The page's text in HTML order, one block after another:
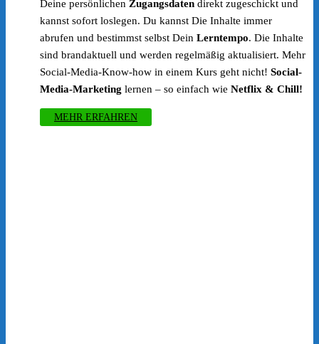
Deine persönlichen Zugangsdaten direkt zugeschickt und
kannst sofort loslegen. Du kannst Die Inhalte immer
abrufen und bestimmst selbst Dein Lerntempo. Die Inhalte
sind brandaktuell und werden regelmäßig aktualisiert. Mehr
Social-Media-Know-how in einem Kurs geht nicht! Social-
Media-Marketing lernen – so einfach wie Netflix & Chill!
MEHR ERFAHREN